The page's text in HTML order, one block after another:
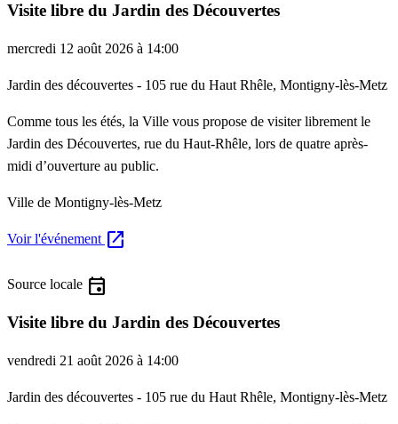
Visite libre du Jardin des Découvertes
mercredi 12 août 2026 à 14:00
Jardin des découvertes - 105 rue du Haut Rhêle, Montigny-lès-Metz
Comme tous les étés, la Ville vous propose de visiter librement le
Jardin des Découvertes, rue du Haut-Rhêle, lors de quatre après-
midi d’ouverture au public.
Ville de Montigny-lès-Metz
Voir l'événement open_in_new
Source locale event
Visite libre du Jardin des Découvertes
vendredi 21 août 2026 à 14:00
Jardin des découvertes - 105 rue du Haut Rhêle, Montigny-lès-Metz